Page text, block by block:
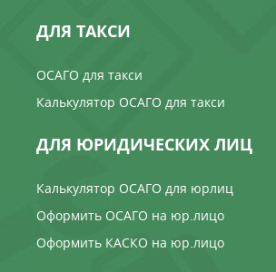
ДЛЯ ТАКСИ
ОСАГО для такси
Калькулятор ОСАГО для такси
ДЛЯ ЮРИДИЧЕСКИХ ЛИЦ
Калькулятор ОСАГО для юрлиц
Оформить ОСАГО на юр.лицо
Оформить КАСКО на юр.лицо